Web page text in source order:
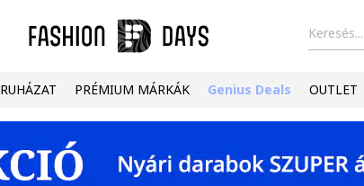
Keresés...
PRÉMIUM MÁRKÁK Genius Deals OUTLET